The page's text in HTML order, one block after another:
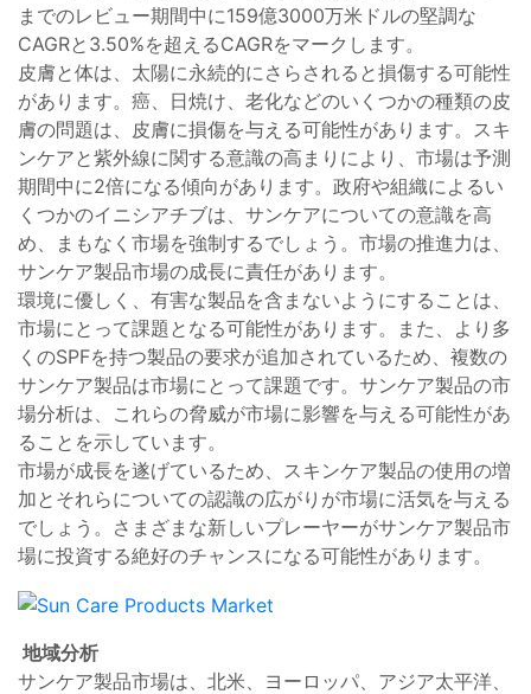
までのレビュー期間中に159億3000万米ドルの堅調な
CAGRと3.50%を超えるCAGRをマークします。
皮膚と体は、太陽に永続的にさらされると損傷する可能性
があります。癌、日焼け、老化などのいくつかの種類の皮
膚の問題は、皮膚に損傷を与える可能性があります。スキ
ンケアと紫外線に関する意識の高まりにより、市場は予測
期間中に2倍になる傾向があります。政府や組織によるい
くつかのイニシアチブは、サンケアについての意識を高
め、まもなく市場を強制するでしょう。市場の推進力は、
サンケア製品市場の成長に責任があります。
環境に優しく、有害な製品を含まないようにすることは、
市場にとって課題となる可能性があります。また、より多
くのSPFを持つ製品の要求が追加されているため、複数の
サンケア製品は市場にとって課題です。サンケア製品の市
場分析は、これらの脅威が市場に影響を与える可能性があ
ることを示しています。
市場が成長を遂げているため、スキンケア製品の使用の増
加とそれらについての認識の広がりが市場に活気を与える
でしょう。さまざまな新しいプレーヤーがサンケア製品市
場に投資する絶好のチャンスになる可能性があります。
地域分析
サンケア製品市場は、北米、ヨーロッパ、アジア太平洋、